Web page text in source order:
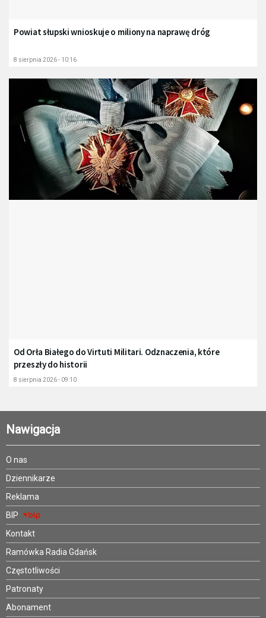
Powiat słupski wnioskuje o miliony na naprawę dróg
8 sierpnia 2026 - 10:16
Od Orła Białego do Virtuti Militari. Odznaczenia, które
przeszły do historii
8 sierpnia 2026 - 09:10
Nawigacja
O nas
Dziennikarze
Reklama
BIP
Kontakt
Ramówka Radia Gdańsk
Częstotliwości
Patronaty
Abonament